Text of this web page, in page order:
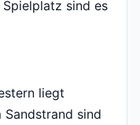
sind es
liegt
sind